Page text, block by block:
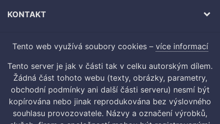
KONTAKT
Tento web využívá soubory cookies – více informací
Tento server je jak v části tak v celku autorským dílem.
Žádná část tohoto webu (texty, obrázky, parametry,
obchodní podmínky ani další části serveru) nesmí být
kopírována nebo jinak reprodukována bez výslovného
souhlasu provozovatele. Názvy a označení výrobků,